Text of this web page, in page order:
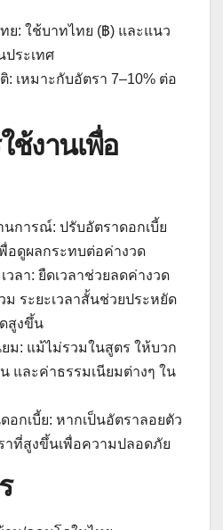
ย: ใช้บาทไทย (฿) และแนว
ระเทศ
: เหมาะกับอัตรา 7–10% ต่อ
ช้งานเพื่อ
การณ์: ปรับอัตราดอกเบี้ย
พื่อดูผลกระทบต่อค่างวด
วลา: ยืดเวลาช่วยลดค่างวด
ม ระยะเวลาสั้นช่วยประหยัด
สูงขึ้น
ม: แม้ไม่รวมในสูตร ให้บวก
น และค่าธรรมเนียมต่างๆ ใน
อกเบี้ย: หากเป็นอัตราลอยตัว
าที่สูงขึ้นเพื่อความปลอดภัย